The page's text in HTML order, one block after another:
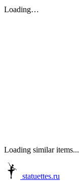
Loading…
Loading similar items...
statuettes.ru